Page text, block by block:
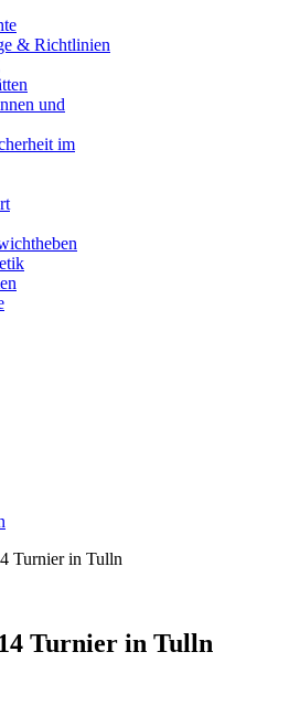
& Richtlinien
und
im
Turnier in Tulln